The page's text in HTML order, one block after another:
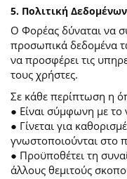
5. Πολιτική
Ο Φορέας δύναται να
προσωπικά δεδομένα
να προσφέρει τις
τους χρήστες.
Σε κάθε περίπτωση η
● Είναι σύμφωνη με το
● Γίνεται για
γνωστοποιούνται στο
● Προϋποθέτει τη
άλλους θεμιτούς